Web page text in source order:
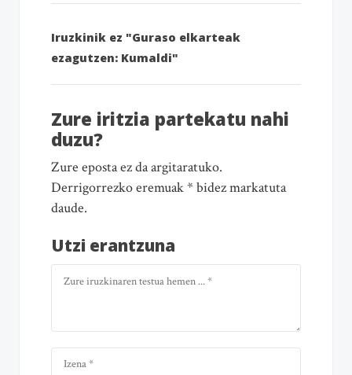
Iruzkinik ez "Guraso elkarteak
ezagutzen: Kumaldi"
Zure iritzia partekatu nahi
duzu?
Zure eposta ez da argitaratuko.
Derrigorrezko eremuak * bidez markatuta
daude.
Utzi erantzuna